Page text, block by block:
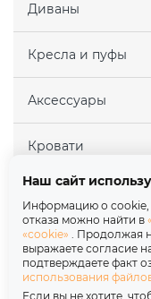
Диваны
Кресла и пуфы
Аксессуары
Кровати
Покупателям
Партнерам
Наш сайт
Информацию о cookie,
отказа можно найти в
«cookie» . Продолжая
выражаете согласие
подтверждаете факт
использования
Если вы не хотите,